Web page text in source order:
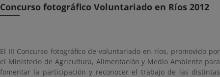
Concurso fotográfico Voluntariado en Ríos 2012
El III Concurso fotográfico de voluntariado en ríos, promovido por
el Ministerio de Agricultura, Alimentación y Medio Ambiente para
fomentar la participación y reconocer el trabajo de las distintas